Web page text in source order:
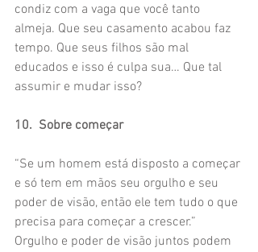
condiz com a vaga que você tanto
almeja. Que seu casamento acabou faz
tempo. Que seus filhos são mal
educados e isso é culpa sua… Que tal
assumir e mudar isso?
10.  Sobre começar
“Se um homem está disposto a começar
e só tem em mãos seu orgulho e seu
poder de visão, então ele tem tudo o que
precisa para começar a crescer.”
Orgulho e poder de visão juntos podem